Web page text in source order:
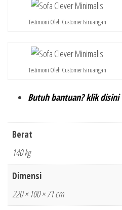
Testimoni Oleh Customer Isiruangan
Testimoni Oleh Customer Isiruangan
Butuh bantuan? klik disini
Berat
140 kg
Dimensi
220 × 100 × 71 cm